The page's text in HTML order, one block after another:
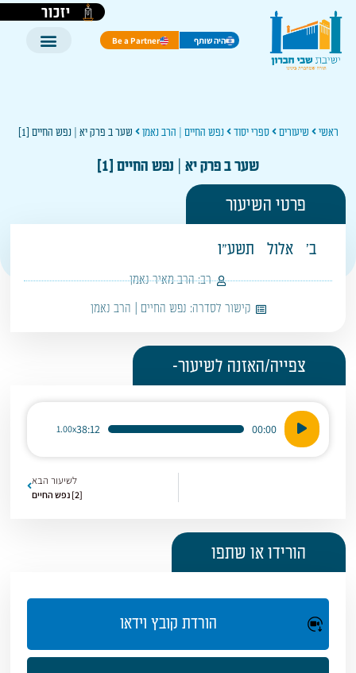
יזכור
היה שותף Be a Partner
ראשי שיעורים ספרי יסוד נפש החיים | הרב נאמן שער ב פרק יא | נפש החיים [1]
שער ב פרק יא | נפש החיים [1]
פרטי השיעור
ב' אלול תשע"ו
רב: הרב מאיר נאמן
קישור לסדרה: נפש החיים | הרב נאמן
צפייה/האזנה לשיעור-
נגן
אודיו
00:00
38:12
1.00x
לשיעור הבא
[2] נפש החיים
הורידו או שתפו
הורדת קובץ וידאו